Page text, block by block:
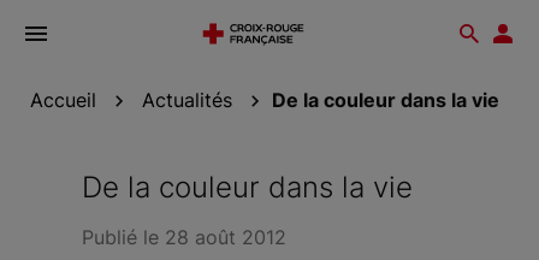
Ouvrir
Accueil Actualités De la couleur dans la vie
De la couleur dans la vie
Publié le 28 août 2012